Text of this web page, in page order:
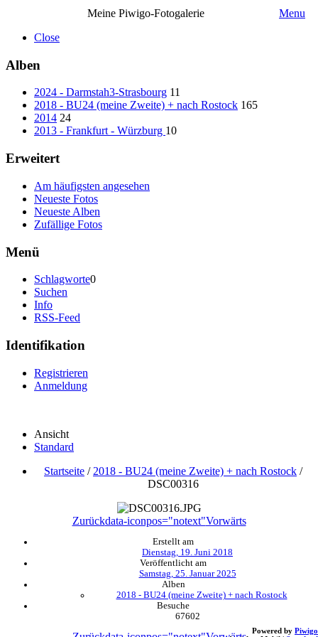
Meine Piwigo-Fotogalerie
Menu
Close
Alben
2024 - Darmstah3-Strasbourg 11
2018 - BU24 (meine Zweite) + nach Rostock 165
2014 24
2013 - Frankfurt - Würzburg 10
Erweitert
Am häufigsten angesehen
Neueste Fotos
Neueste Alben
Zufällige Fotos
Menü
Schlagworte0
Suchen
Info
RSS-Feed
Identifikation
Registrieren
Anmeldung
Ansicht
Standard
Startseite / 2018 - BU24 (meine Zweite) + nach Rostock /
DSC00316
Zurückdata-iconpos="notext"Vorwärts
Erstellt am
Dienstag, 19. Juni 2018
Veröffentlicht am
Samstag, 25. Januar 2025
Alben
2018 - BU24 (meine Zweite) + nach Rostock
Besuche
67602
Powered by Piwigo